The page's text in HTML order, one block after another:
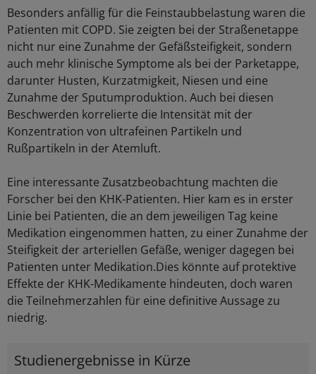
Besonders anfällig für die Feinstaubbelastung waren die
Patienten mit COPD. Sie zeigten bei der Straßenetappe
nicht nur eine Zunahme der Gefäßsteifigkeit, sondern
auch mehr klinische Symptome als bei der Parketappe,
darunter Husten, Kurzatmigkeit, Niesen und eine
Zunahme der Sputumproduktion. Auch bei diesen
Beschwerden korrelierte die Intensität mit der
Konzentration von ultrafeinen Partikeln und
Rußpartikeln in der Atemluft.
Eine interessante Zusatzbeobachtung machten die
Forscher bei den KHK-Patienten. Hier kam es in erster
Linie bei Patienten, die an dem jeweiligen Tag keine
Medikation eingenommen hatten, zu einer Zunahme der
Steifigkeit der arteriellen Gefäße, weniger dagegen bei
Patienten unter Medikation.Dies könnte auf protektive
Effekte der KHK-Medikamente hindeuten, doch waren
die Teilnehmerzahlen für eine definitive Aussage zu
niedrig.
Studienergebnisse in Kürze